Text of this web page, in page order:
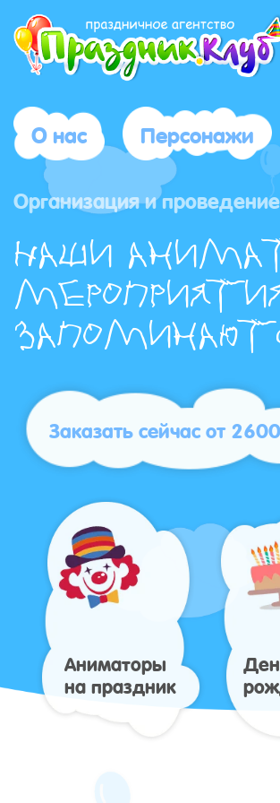
О нас
Персонажи
Организация и
Наши
Заказать сейчас от
Аниматоры
на праздник